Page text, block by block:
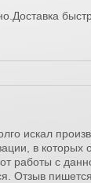
искал
в
работы с
Отзыв